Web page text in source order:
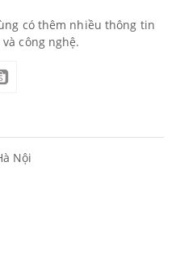
có thêm nhiều thông tin
công nghệ.
Nội